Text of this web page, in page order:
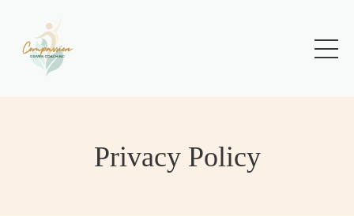
Privacy Policy